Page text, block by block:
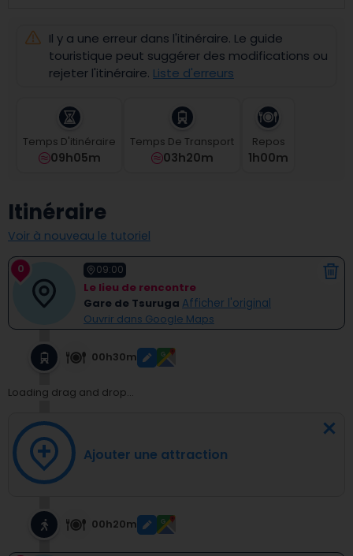
date.
question
get
for
changing
dates.
Il y a une erreur dans l'itinéraire. Le guide
touristique peut suggérer des modifications ou
rejeter l'itinéraire. Liste d'erreurs
Temps D'itinéraire
09h05m
Temps De Transport
03h20m
Repos
1H00M
Itinéraire
Voir à nouveau le tutoriel
0 09:00
Le lieu de rencontre
Gare de Tsuruga Afficher l'original
Ouvrir dans Google Maps
00h30m
Loading drag and drop...
Ajouter une attraction
00h20m